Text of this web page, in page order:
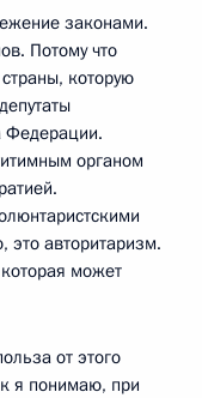
законами.
Потому что
которую
Федерации.
органом
это авторитаризм.
может
от этого
я понимаю, при